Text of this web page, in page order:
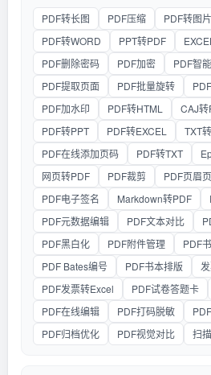
PDF转长图 PDF压缩 PDF转图片
PDF转WORD
PPT转PDF
PDF删除密码
PDF加密 PDF智
PDF提取页面
PDF批量旋转
PDF加水印
PDF转HTML CAJ转
PDF转PPT
PDF转EXCEL TXT
PDF在线添加页码
PDF转TXT
网页转PDF
PDF裁剪
PDF页眉
PDF电子签名
Markdown转PDF
PDF元数据编辑
PDF文本对比
PDF黑白化
PDF附件管理
PDF
PDF Bates编号
PDF书本排版
PDF发票转Excel
PDF试卷答题卡
PDF在线编辑
PDF打码脱敏
PDF归档优化
PDF视觉对比 扫